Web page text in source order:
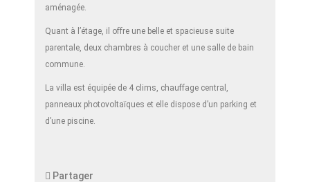
aménagée.
Quant à l’étage, il offre une belle et spacieuse suite
parentale, deux chambres à coucher et une salle de bain
commune.
La villa est équipée de 4 clims, chauffage central,
panneaux photovoltaïques et elle dispose d’un parking et
d’une piscine.
Partager